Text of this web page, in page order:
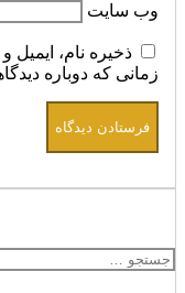
وب‌ سایت
ذخیره نام،
زمانی که دوباره
برای: